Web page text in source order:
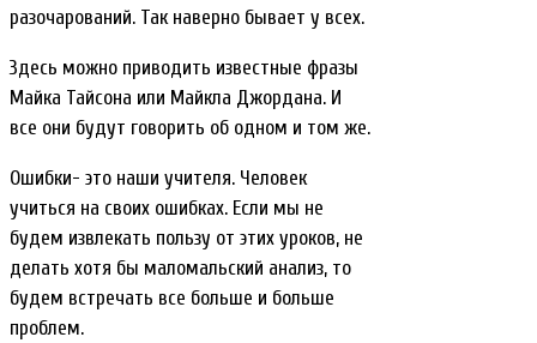
разочарований. Так наверно бывает у всех.
Здесь можно приводить известные фразы
Майка Тайсона или Майкла Джордана. И
все они будут говорить об одном и том же.
Ошибки- это наши учителя. Человек
учиться на своих ошибках. Если мы не
будем извлекать пользу от этих уроков, не
делать хотя бы маломальский анализ, то
будем встречать все больше и больше
проблем.